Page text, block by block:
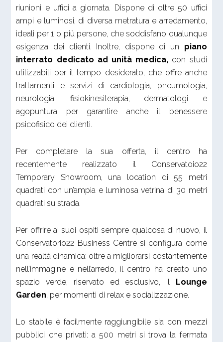
riunioni e uffici a giornata. Dispone di oltre 50 uffici
ampi e luminosi, di diversa metratura e arredamento,
ideali per 1 o più persone, che soddisfano qualunque
esigenza dei clienti. Inoltre, dispone di un piano
interrato dedicato ad unità medica, con studi
utilizzabili per il tempo desiderato, che offre anche
trattamenti e servizi di cardiologia, pneumologia,
neurologia, fisiokinesiterapia, dermatologi e
agopuntura per garantire anche il benessere
psicofisico dei clienti.
Per completare la sua offerta, il centro ha
recentemente realizzato il Conservatoio22
Temporary Showroom, una location di 55 metri
quadrati con un’ampia e luminosa vetrina di 30 metri
quadrati su strada.
Per offrire ai suoi ospiti sempre qualcosa di nuovo, il
Conservatorio22 Business Centre si configura come
una realtà dinamica: oltre a migliorarsi costantemente
nell’immagine e nell’arredo, il centro ha creato uno
spazio verde, riservato ed esclusivo, il Lounge
Garden, per momenti di relax e socializzazione.
Lo stabile è facilmente raggiungibile sia con mezzi
pubblici che privati: a 500 metri si trova la fermata